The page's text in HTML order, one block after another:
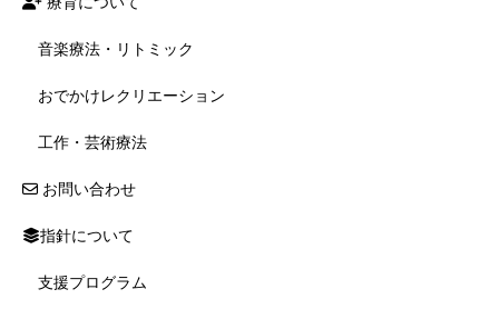
音楽療法・リトミック
おでかけレクリエーション
工作・芸術療法
お問い合わせ
指針について
支援プログラム